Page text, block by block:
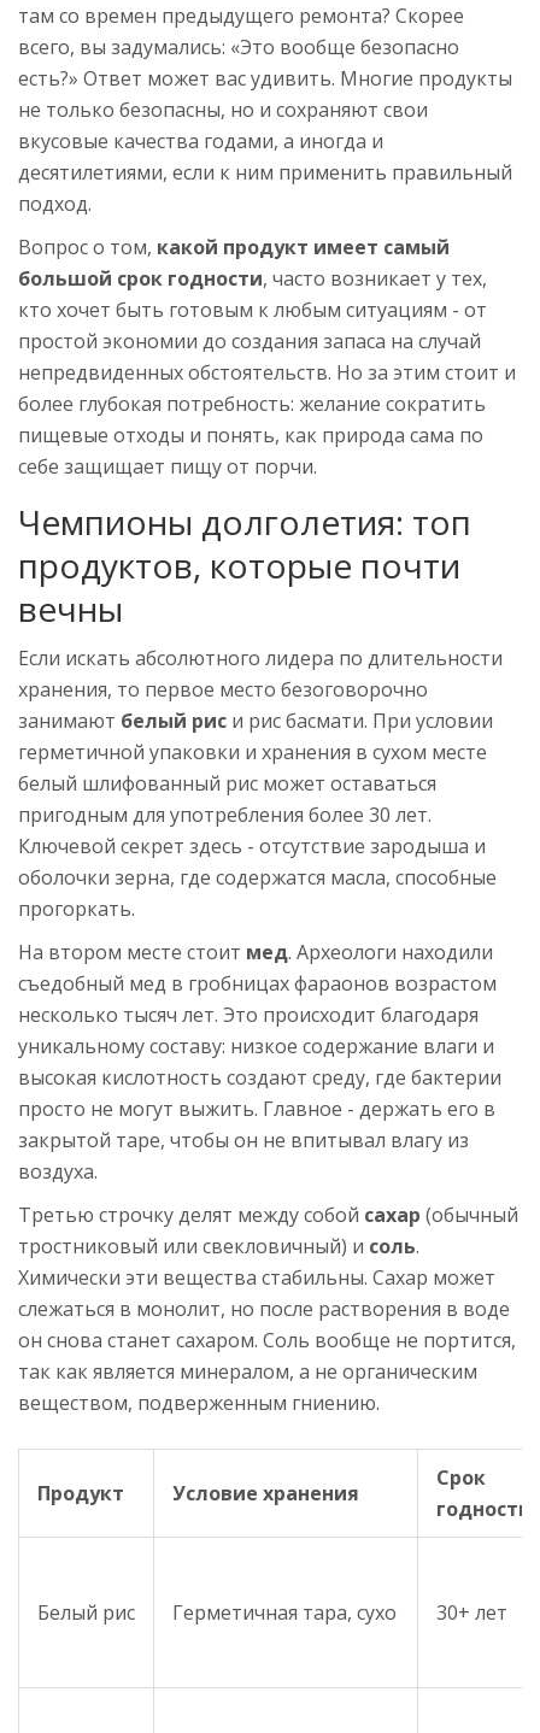
там со времен предыдущего ремонта? Скорее
всего, вы задумались: «Это вообще безопасно
есть?» Ответ может вас удивить. Многие продукты
не только безопасны, но и сохраняют свои
вкусовые качества годами, а иногда и
десятилетиями, если к ним применить правильный
подход.
Вопрос о том, какой продукт имеет самый
большой срок годности, часто возникает у тех,
кто хочет быть готовым к любым ситуациям - от
простой экономии до создания запаса на случай
непредвиденных обстоятельств. Но за этим стоит и
более глубокая потребность: желание сократить
пищевые отходы и понять, как природа сама по
себе защищает пищу от порчи.
Чемпионы долголетия: топ
продуктов, которые почти
вечны
Если искать абсолютного лидера по длительности
хранения, то первое место безоговорочно
занимают белый рис и рис басмати. При условии
герметичной упаковки и хранения в сухом месте
белый шлифованный рис может оставаться
пригодным для употребления более 30 лет.
Ключевой секрет здесь - отсутствие зародыша и
оболочки зерна, где содержатся масла, способные
прогоркать.
На втором месте стоит мед. Археологи находили
съедобный мед в гробницах фараонов возрастом
несколько тысяч лет. Это происходит благодаря
уникальному составу: низкое содержание влаги и
высокая кислотность создают среду, где бактерии
просто не могут выжить. Главное - держать его в
закрытой таре, чтобы он не впитывал влагу из
воздуха.
Третью строчку делят между собой сахар (обычный
тростниковый или свекловичный) и соль.
Химически эти вещества стабильны. Сахар может
слежаться в монолит, но после растворения в воде
он снова станет сахаром. Соль вообще не портится,
так как является минералом, а не органическим
веществом, подверженным гниению.
Продукт Условие хранения
Срок
годности
Белый рис Герметичная тара, сухо 30+ лет